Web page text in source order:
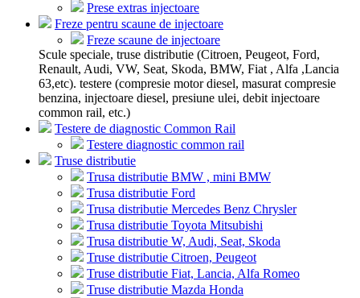
Prese extras injectoare
Freze pentru scaune de injectoare
Freze scaune de injectoare
Scule speciale, truse distributie (Citroen, Peugeot, Ford,
Renault, Audi, VW, Seat, Skoda, BMW, Fiat , Alfa ,Lancia
63,etc). testere (compresie motor diesel, masurat compresie
benzina, injectoare diesel, presiune ulei, debit injectoare
common rail, etc.)
Testere de diagnostic Common Rail
Testere diagnostic common rail
Truse distributie
Trusa distributie BMW , mini BMW
Trusa distributie Ford
Trusa distributie Mercedes Benz Chrysler
Trusa distributie Toyota Mitsubishi
Trusa distributie W, Audi, Seat, Skoda
Truse distributie Citroen, Peugeot
Truse distributie Fiat, Lancia, Alfa Romeo
Truse distributie Mazda Honda